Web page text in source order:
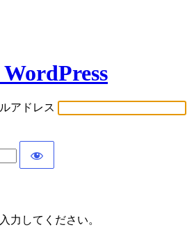
アドレス
力してください。